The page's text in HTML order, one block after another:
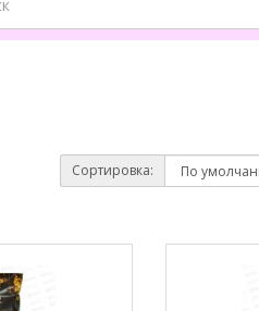
Сортировка: